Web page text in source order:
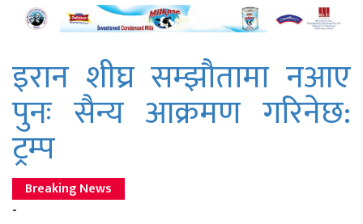
इरान शीघ्र सम्झौतामा नआए
पुनः सैन्य आक्रमण गरिनेछ:
ट्रम्प
Breaking News
-